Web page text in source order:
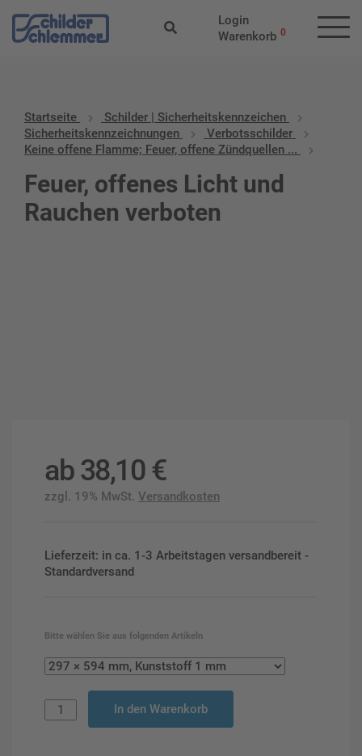
Login
Warenkorb 0
Startseite
Schilder | Sicherheitskennzeichen
Sicherheitskennzeichnungen
Verbotsschilder
Keine offene Flamme; Feuer, offene Zündquellen ...
Feuer, offenes Licht und
Rauchen verboten
ab38,10 €
zzgl. 19% MwSt. Versandkosten
Lieferzeit: in ca. 1-3 Arbeitstagen versandbereit -
Standardversand
Bitte wählen Sie aus folgenden Artikeln
In den Warenkorb